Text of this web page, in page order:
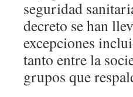
seguridad
decreto se han
excepciones
tanto entre la
grupos que